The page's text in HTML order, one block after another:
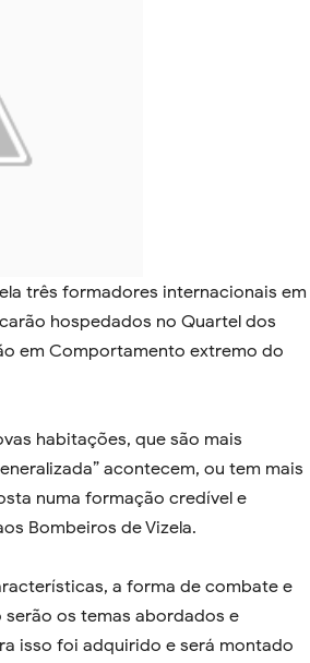
três formadores internacionais em
hospedados no Quartel dos
em Comportamento extremo do
habitações, que são mais
acontecem, ou tem mais
numa formação credível e
Bombeiros de Vizela.
a forma de combate e
os temas abordados e
isso foi adquirido e será montado